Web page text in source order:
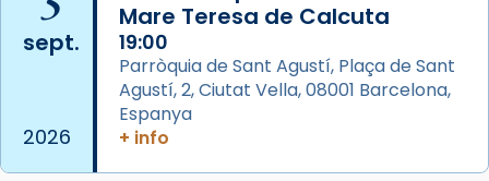
2 weeks ago
Aquest dilluns, 27 de juliol, ha tingut lloc la
missa d’acció de gràcies en agraïment al
comitè organitzador de la visita apostòlica
del Sant Pare Lleó XIV a Barcelona, i als
sept.
2026
Mare Teresa de Calcuta
19:00
Parròquia de Sant Agustí, Plaça de Sant
Agustí, 2, Ciutat Vella, 08001 Barcelona,
Espanya
+ info